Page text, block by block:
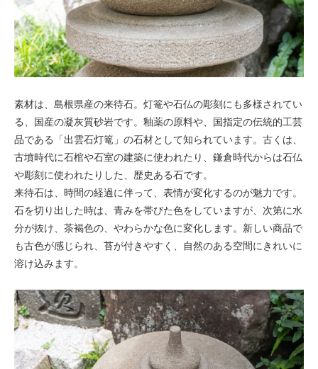
素材は、島根県産の来待石。灯篭や石仏の彫刻にも多様されてい
る、国産の凝灰質砂岩です。釉薬の原料や、国指定の伝統的工芸
品である「出雲石灯篭」の石材として知られています。古くは、
古墳時代に石棺や石室の建築に使われたり、鎌倉時代からは石仏
や彫刻に使われたりした、歴史ある石です。
来待石は、時間の経過に伴って、表情が変化するのが魅力です。
石を切り出した時は、青みを帯びた色をしていますが、次第に水
分が抜け、茶褐色の、やわらかな色に変化します。新しい商品で
も古色が感じられ、苔が付きやすく、自然のある空間にきれいに
溶け込みます。